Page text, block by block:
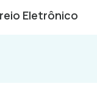
Eletrônico